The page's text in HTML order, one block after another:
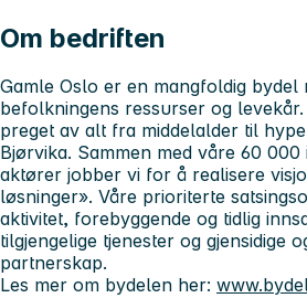
Om bedriften
Gamle Oslo er en mangfoldig bydel
befolkningens ressurser og
preget av alt fra middelalder til
Bjørvika. Sammen med våre 60
aktører jobber vi for å realisere
løsninger». Våre prioriterte
aktivitet, forebyggende og tidlig
tilgjengelige tjenester og gjensidige
partnerskap.
Les mer om bydelen her: